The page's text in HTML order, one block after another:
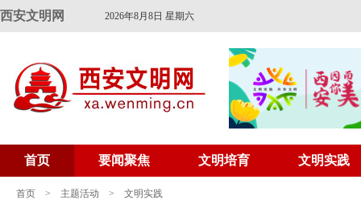
西安文明网 2026年8月8日 星期六
首页 要闻聚焦 文明培育 文明实践
首页 > 主题活动 > 文明实践